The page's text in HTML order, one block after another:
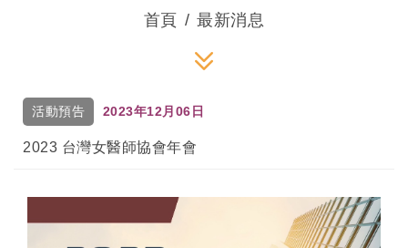
首頁 最新消息
活動預告 2023年12月06日
2023 台灣女醫師協會年會